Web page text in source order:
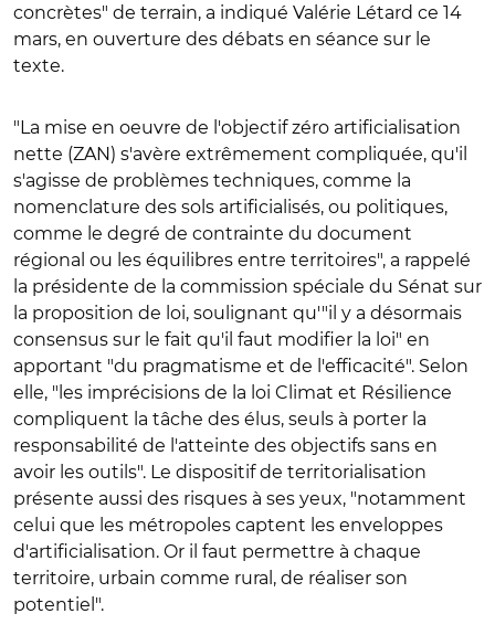
concrètes" de terrain, a indiqué Valérie Létard ce 14
mars, en ouverture des débats en séance sur le
texte.
"La mise en oeuvre de l'objectif zéro artificialisation
nette (ZAN) s'avère extrêmement compliquée, qu'il
s'agisse de problèmes techniques, comme la
nomenclature des sols artificialisés, ou politiques,
comme le degré de contrainte du document
régional ou les équilibres entre territoires", a rappelé
la présidente de la commission spéciale du Sénat sur
la proposition de loi, soulignant qu'"il y a désormais
consensus sur le fait qu'il faut modifier la loi" en
apportant "du pragmatisme et de l'efficacité". Selon
elle, "les imprécisions de la loi Climat et Résilience
compliquent la tâche des élus, seuls à porter la
responsabilité de l'atteinte des objectifs sans en
avoir les outils". Le dispositif de territorialisation
présente aussi des risques à ses yeux, "notamment
celui que les métropoles captent les enveloppes
d'artificialisation. Or il faut permettre à chaque
territoire, urbain comme rural, de réaliser son
potentiel".